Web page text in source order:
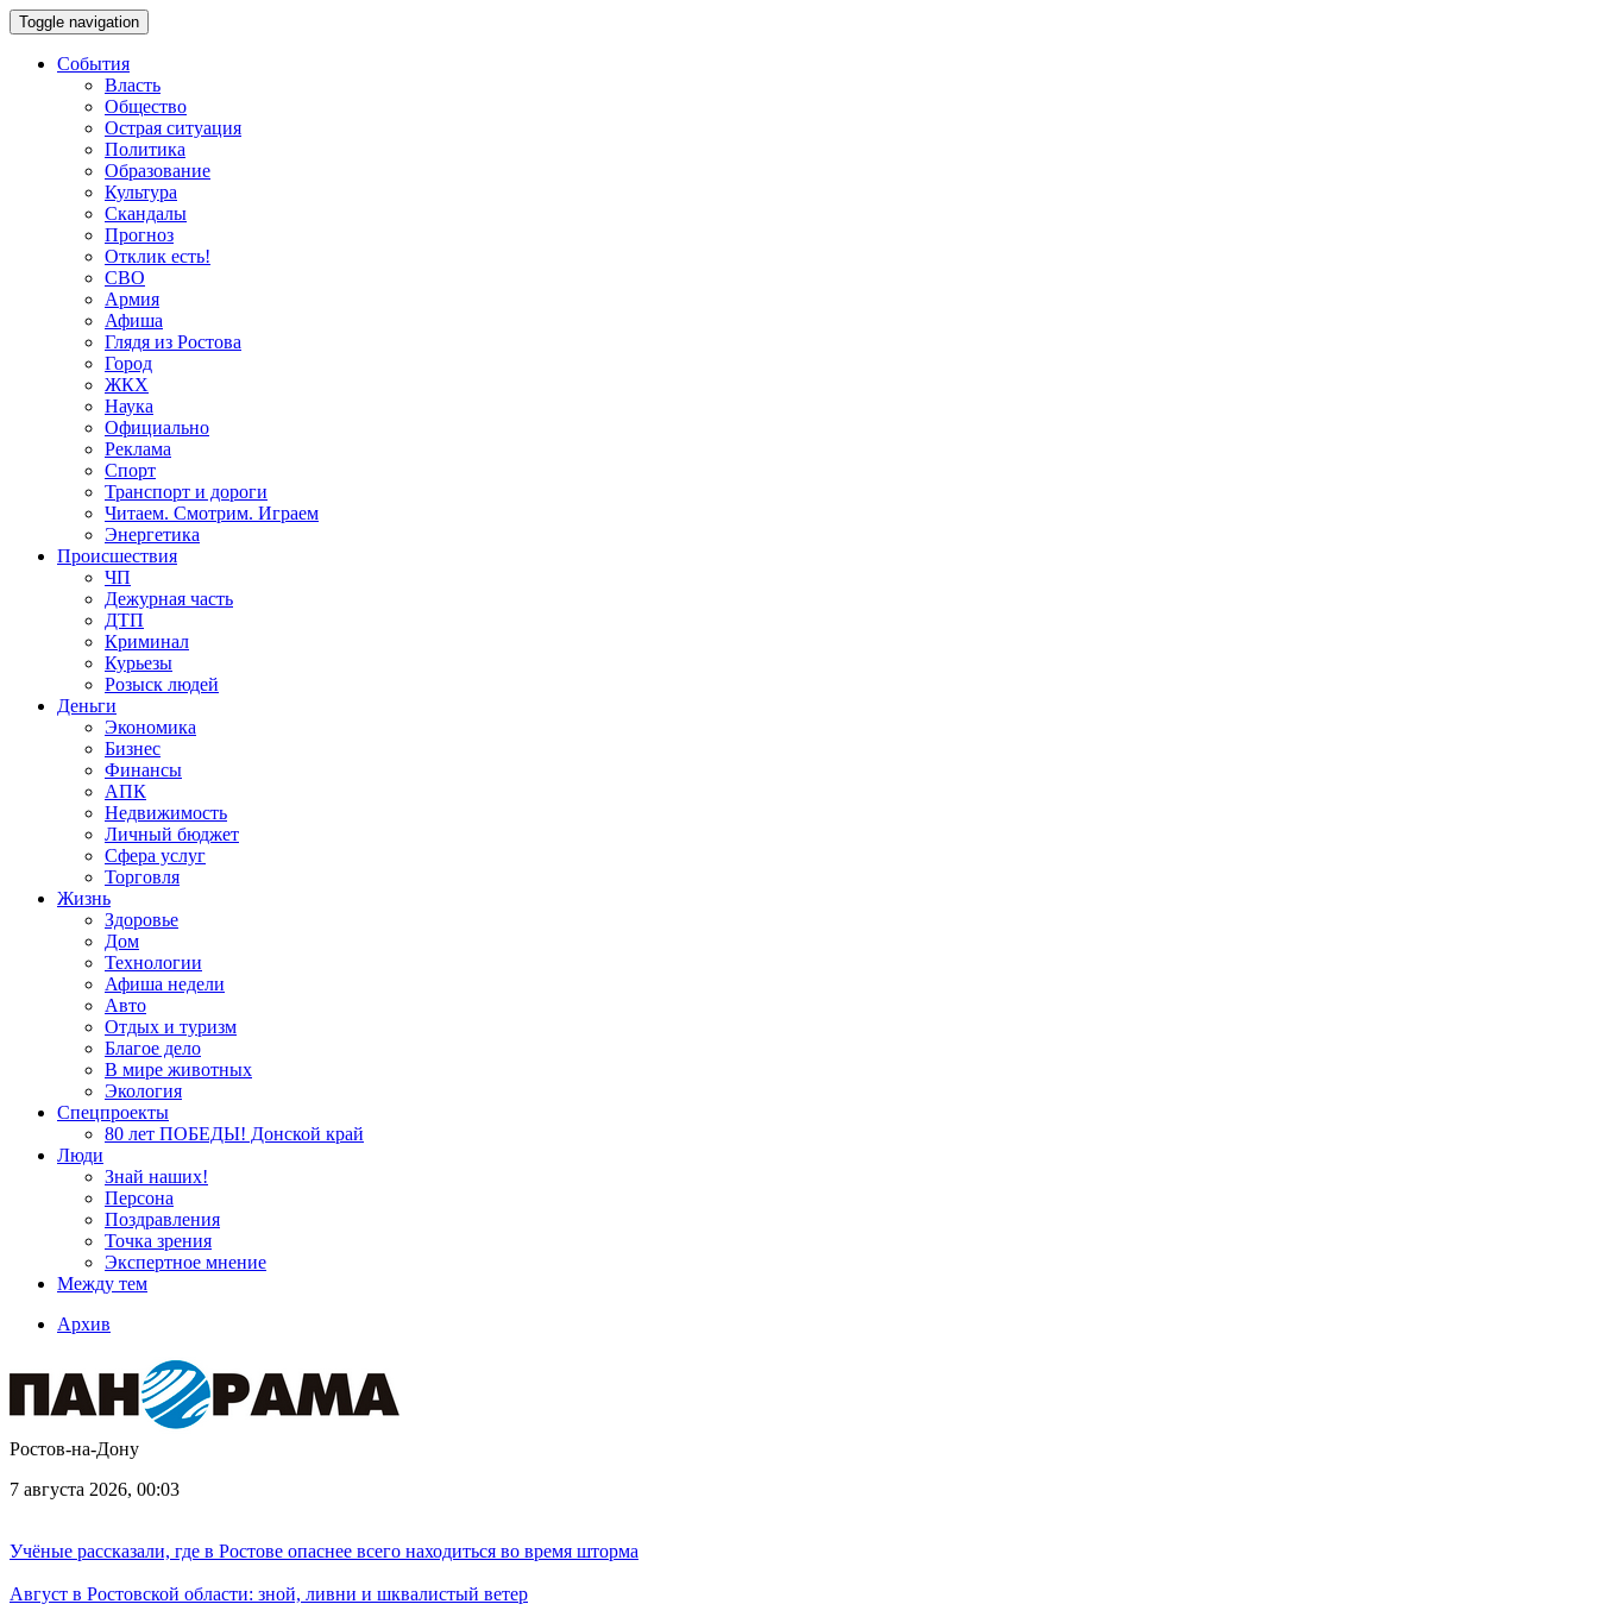
Toggle navigation
События
Власть
Общество
Острая ситуация
Политика
Образование
Культура
Скандалы
Прогноз
Отклик есть!
СВО
Армия
Афиша
Глядя из Ростова
Город
ЖКХ
Наука
Официально
Реклама
Спорт
Транспорт и дороги
Читаем. Смотрим. Играем
Энергетика
Происшествия
ЧП
Дежурная часть
ДТП
Криминал
Курьезы
Розыск людей
Деньги
Экономика
Бизнес
Финансы
АПК
Недвижимость
Личный бюджет
Сфера услуг
Торговля
Жизнь
Здоровье
Дом
Технологии
Афиша недели
Авто
Отдых и туризм
Благое дело
В мире животных
Экология
Спецпроекты
80 лет ПОБЕДЫ! Донской край
Люди
Знай наших!
Персона
Поздравления
Точка зрения
Экспертное мнение
Между тем
Архив
Ростов-на-Дону
7 августа 2026, 00:03
Учёные рассказали, где в Ростове опаснее всего находиться во время шторма
Август в Ростовской области: зной, ливни и шквалистый ветер